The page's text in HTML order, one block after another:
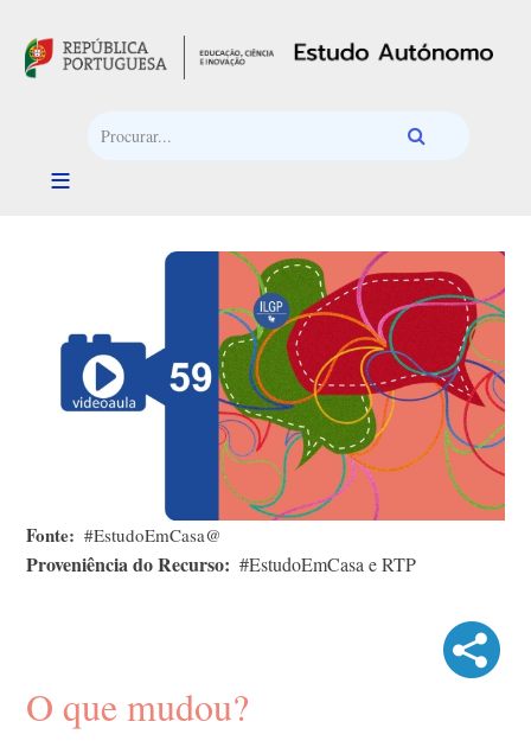
Fonte #EstudoEmCasa@
Proveniência do Recurso #EstudoEmCasa e RTP
O que mudou?